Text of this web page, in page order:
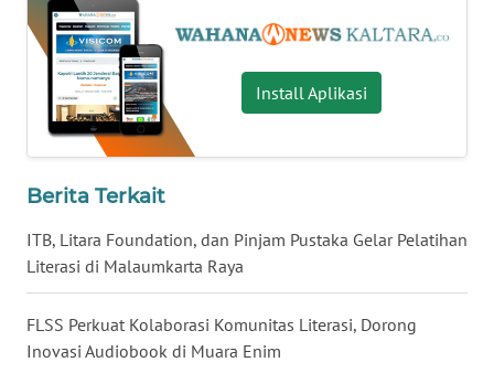
Install Aplikasi
Berita Terkait
ITB, Litara Foundation, dan Pinjam Pustaka Gelar Pelatihan
Literasi di Malaumkarta Raya
FLSS Perkuat Kolaborasi Komunitas Literasi, Dorong
Inovasi Audiobook di Muara Enim
WN
NUSANTARA
WN
JOGJA
JATIM
WN
BALI